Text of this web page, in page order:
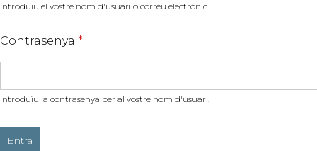
Introduïu el vostre nom d'usuari o correu electrònic.
Contrasenya *
Introduïu la contrasenya per al vostre nom d'usuari.